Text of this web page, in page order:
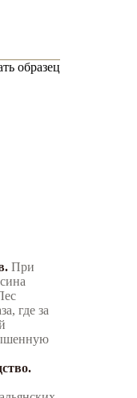
образец
При
где за